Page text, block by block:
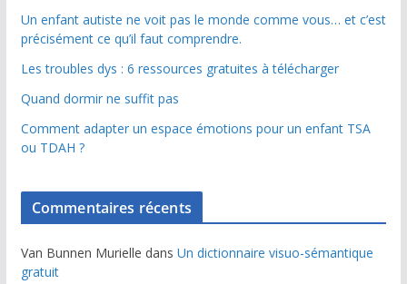
Un enfant autiste ne voit pas le monde comme vous… et c’est
précisément ce qu’il faut comprendre.
Les troubles dys : 6 ressources gratuites à télécharger
Quand dormir ne suffit pas
Comment adapter un espace émotions pour un enfant TSA
ou TDAH ?
Commentaires récents
Van Bunnen Murielle dans Un dictionnaire visuo-sémantique
gratuit